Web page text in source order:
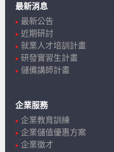
最新消息
最新公告
近期研討
就業人才培訓計畫
研發實習生計畫
儲備講師計畫
企業服務
企業教育訓練
企業儲值優惠方案
企業徵才